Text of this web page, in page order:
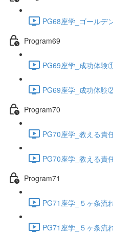
PG68座学_ゴールデ
Program69
PG69座学_成功体験
PG69座学_成功体験
Program70
PG70座学_教える責
PG70座学_教える責
Program71
PG71座学_５ヶ条流
PG71座学_５ヶ条流